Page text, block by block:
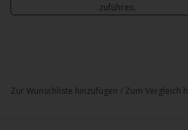
zuführen.
Zur Wunschliste hinzufügen / Zum Vergleich